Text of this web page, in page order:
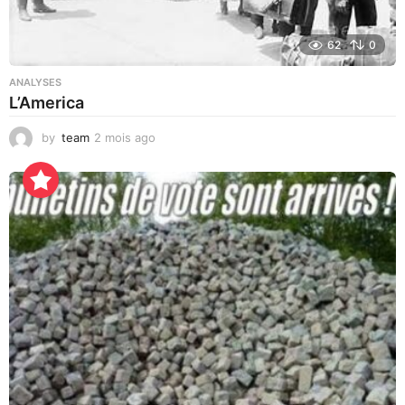
62 0
ANALYSES
L’America
by team 2 mois ago
e
u
r
e
s
a
g
o